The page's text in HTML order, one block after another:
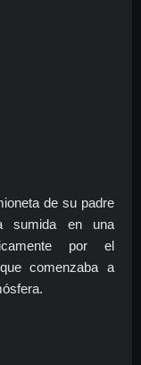
de su padre
sumida en una
por el
comenzaba a